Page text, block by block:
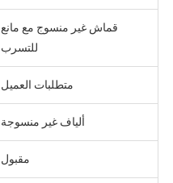
قماش غير منسوج مع مانع
للتسرب
متطلبات العميل
ألياف غير منسوجة
مقبول